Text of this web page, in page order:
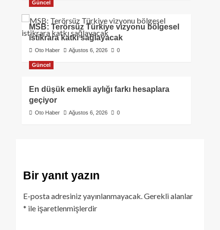
Güncel
MSB: Terörsüz Türkiye vizyonu bölgesel
istikrara katkı sağlayacak
Oto Haber Ağustos 6, 2026 0
Güncel
En düşük emekli aylığı farkı hesaplara
geçiyor
Oto Haber Ağustos 6, 2026 0
Bir yanıt yazın
E-posta adresiniz yayınlanmayacak.Gerekli alanlar
* ile işaretlenmişlerdir